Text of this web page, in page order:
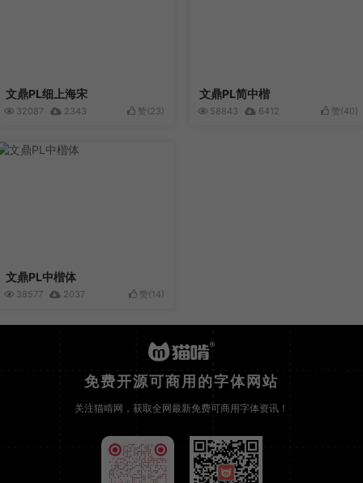
文鼎PL细上海宋
32087 2343 赞(23)
文鼎PL简中楷
58843 6412 赞(40)
文鼎PL中楷体
38577 2037 赞( 14 )
免费开源可商用的字体网站
关注猫啃网，获取全网最新免费可商用字体资讯！